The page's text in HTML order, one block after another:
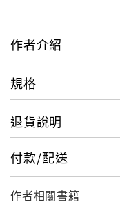
作者介紹
規格
退貨說明
付款/配送
作者相關書籍